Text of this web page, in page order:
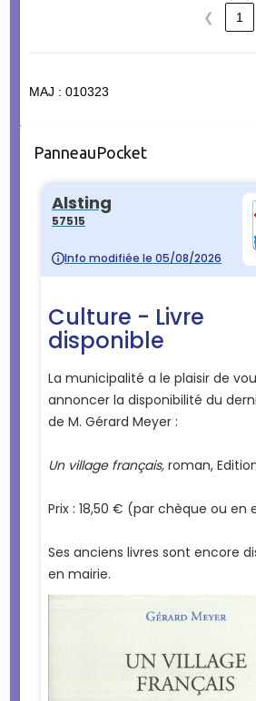
❮ 1
MAJ : 010323
PanneauPocket